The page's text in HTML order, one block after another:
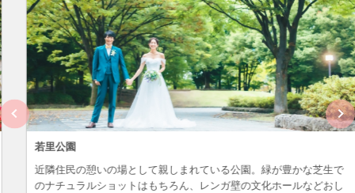
若里公園
近隣住民の憩いの場として親しまれている公園。緑が豊かな芝生で
のナチュラルショットはもちろん、レンガ壁の文化ホールなどおし